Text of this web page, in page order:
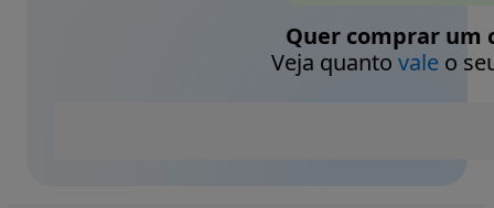
Quer comprar um
Veja quanto valeo